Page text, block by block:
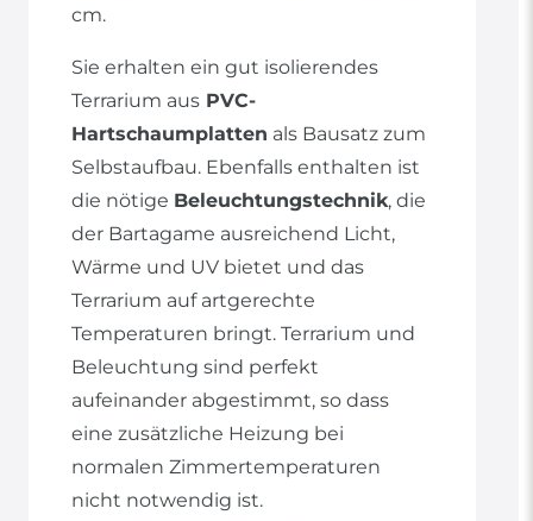
cm.
Sie erhalten ein gut isolierendes
Terrarium aus PVC-
Hartschaumplatten als Bausatz zum
Selbstaufbau. Ebenfalls enthalten ist
die nötige Beleuchtungstechnik, die
der Bartagame ausreichend Licht,
Wärme und UV bietet und das
Terrarium auf artgerechte
Temperaturen bringt. Terrarium und
Beleuchtung sind perfekt
aufeinander abgestimmt, so dass
eine zusätzliche Heizung bei
normalen Zimmertemperaturen
nicht notwendig ist.